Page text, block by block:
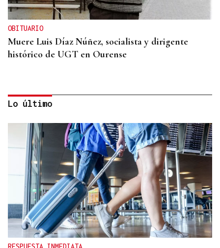
OBITUARIO
Muere Luis Díaz Núñez, socialista y dirigente
histórico de UGT en Ourense
CANEDO
Un herido en la colisión entre dos coches en la
entrada a las termas de Outariz
Lo último